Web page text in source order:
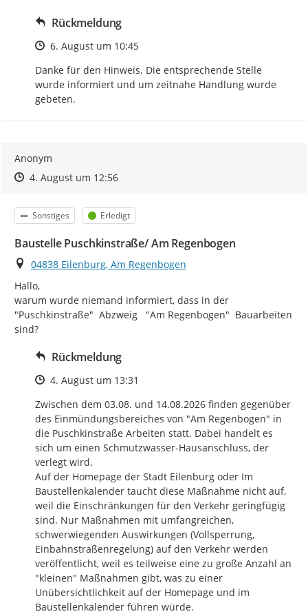
Rückmeldung
Zeitpunkt des Erstellens
6. August um 10:45
Danke für den Hinweis. Die entsprechende Stelle
wurde informiert und um zeitnahe Handlung wurde
gebeten.
Anonym
Zeitpunkt des Erstellens
Zeitpunkt des Erstellens
4. August um 12:56Zur Äußerung
Kategorie
Sonstiges Status
Erledigt
Baustelle Puschkinstraße/ Am Regenbogen
Ort
04838 Eilenburg, Am Regenbogen
Hallo,
warum wurde niemand informiert, dass in der
"Puschkinstraße"  Abzweig   "Am Regenbogen"  Bauarbeiten
sind?
Rückmeldung
Zeitpunkt des Erstellens
4. August um 13:31
Zwischen dem 03.08. und 14.08.2026 finden gegenüber
des Einmündungsbereiches von "Am Regenbogen" in
die Puschkinstraße Arbeiten statt. Dabei handelt es
sich um einen Schmutzwasser-Hausanschluss, der
verlegt wird.
Auf der Homepage der Stadt Eilenburg oder Im
Baustellenkalender taucht diese Maßnahme nicht auf,
weil die Einschränkungen für den Verkehr geringfügig
sind. Nur Maßnahmen mit umfangreichen,
schwerwiegenden Auswirkungen (Vollsperrung,
Einbahnstraßenregelung) auf den Verkehr werden
veröffentlicht, weil es teilweise eine zu große Anzahl an
"kleinen" Maßnahmen gibt, was zu einer
Unübersichtlichkeit auf der Homepage und im
Baustellenkalender führen würde.